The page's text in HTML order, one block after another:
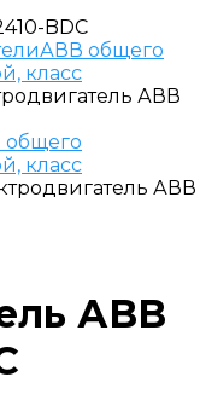
BDC
АВВ общего
класс
АВВ
класс
АВВ
АВВ